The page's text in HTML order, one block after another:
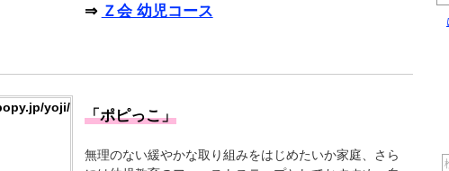
⇒ Ｚ会 幼児コース
「ポピっこ」
無理のない緩やかな取り組みをはじめたいか家庭、さら